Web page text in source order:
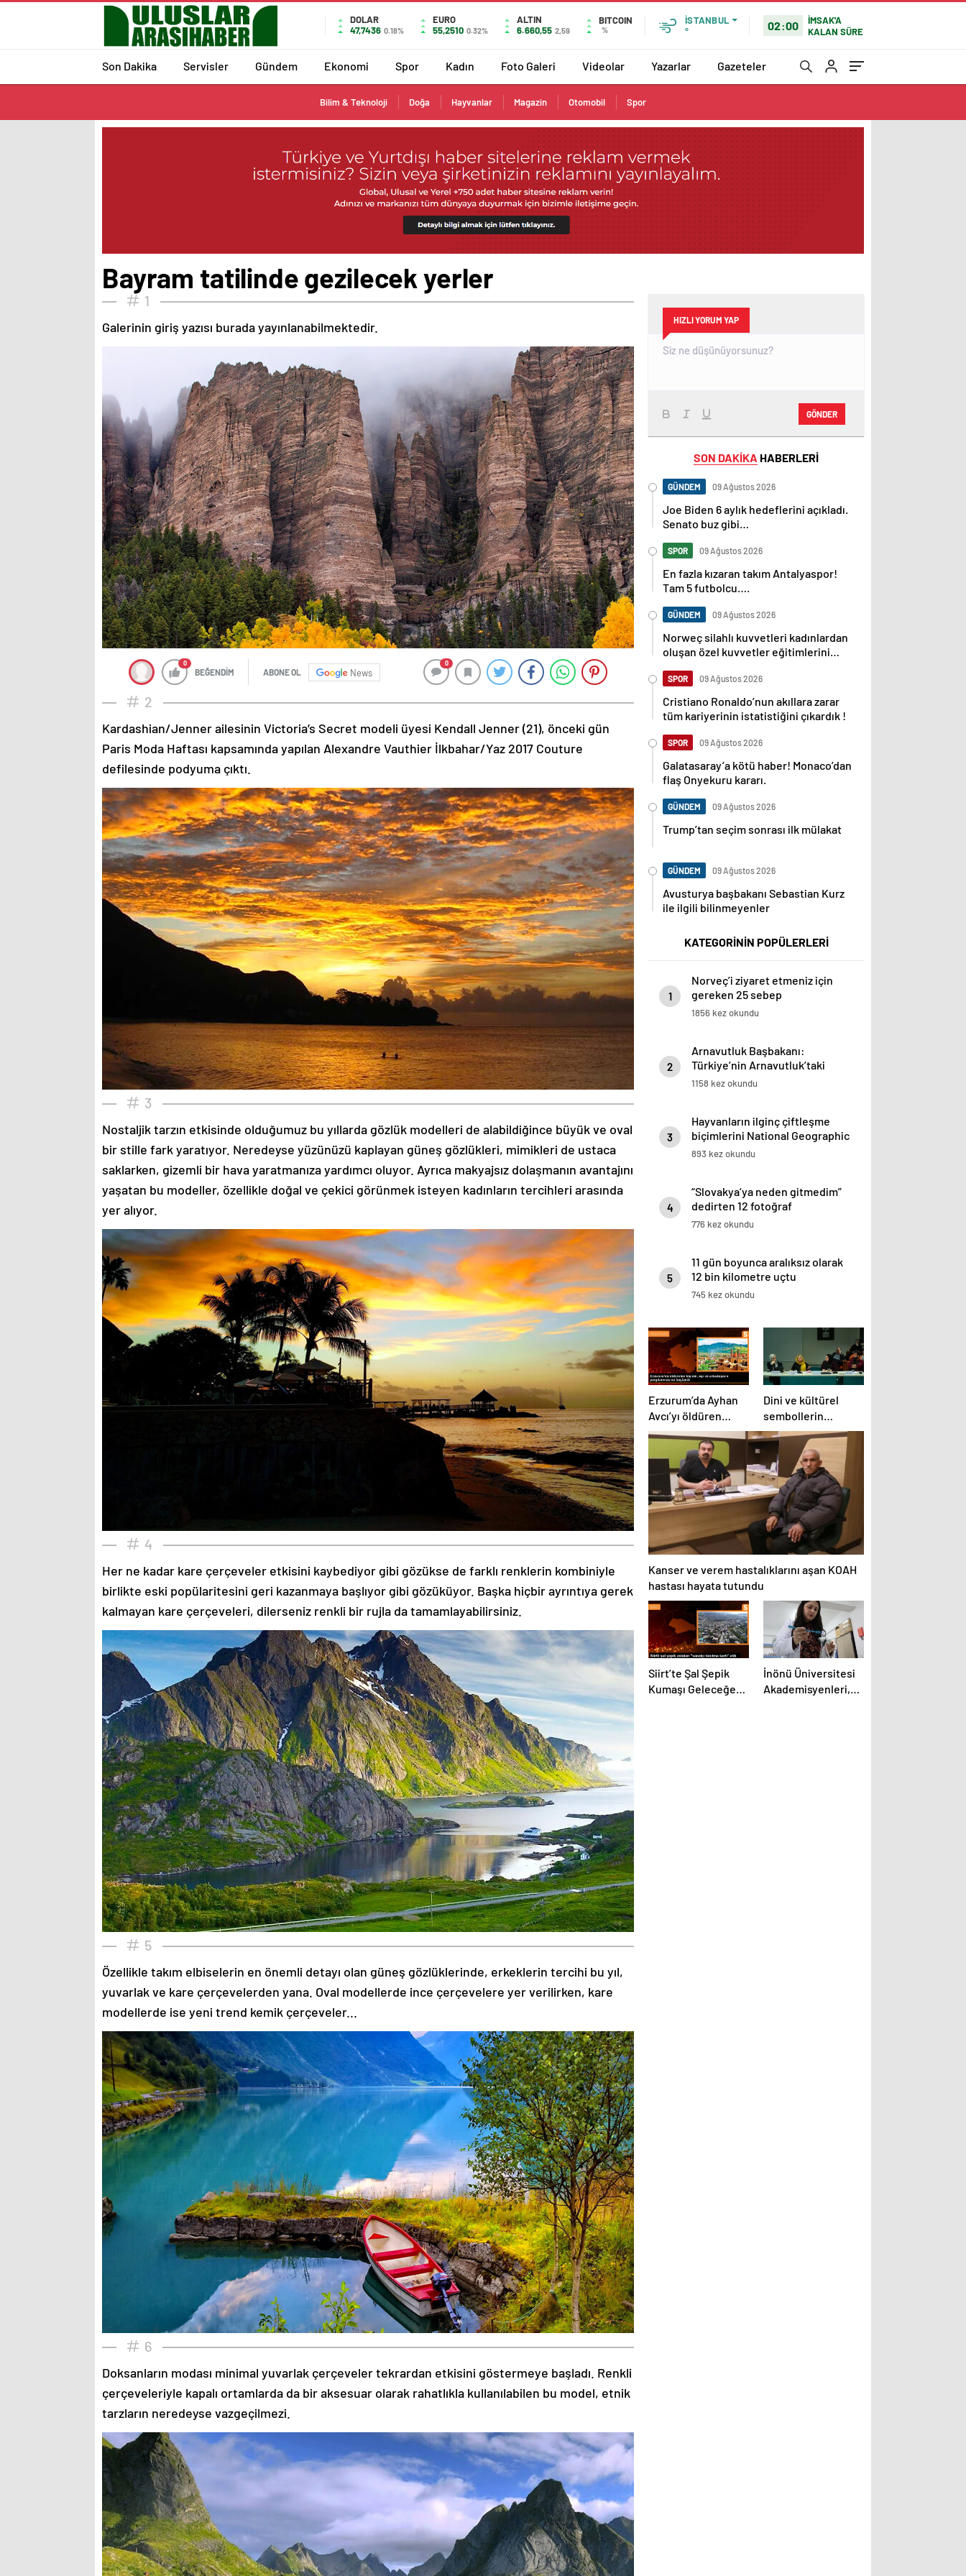
DOLAR
47,7436 0.18%
EURO
55,2510 0.32%
ALTIN
6.660,55 2,59
BITCOIN
%
İSTANBUL
°
02:00
İMSAK'A
KALAN SÜRE
Son Dakika Servisler Gündem Ekonomi Spor Kadın Foto Galeri Videolar Yazarlar Gazeteler
Bilim & Teknoloji Doğa Hayvanlar Magazin Otomobil Spor
Bayram tatilinde gezilecek yerler
1
Galerinin giriş yazısı burada yayınlanabilmektedir.
0
BEĞENDİM ABONE OL News
0
2
Kardashian/Jenner ailesinin Victoria’s Secret modeli üyesi Kendall Jenner (21), önceki gün
Paris Moda Haftası kapsamında yapılan Alexandre Vauthier İlkbahar/Yaz 2017 Couture
defilesinde podyuma çıktı.
3
Nostaljik tarzın etkisinde olduğumuz bu yıllarda gözlük modelleri de alabildiğince büyük ve oval
bir stille fark yaratıyor. Neredeyse yüzünüzü kaplayan güneş gözlükleri, mimikleri de ustaca
saklarken, gizemli bir hava yaratmanıza yardımcı oluyor. Ayrıca makyajsız dolaşmanın avantajını
yaşatan bu modeller, özellikle doğal ve çekici görünmek isteyen kadınların tercihleri arasında
yer alıyor.
4
Her ne kadar kare çerçeveler etkisini kaybediyor gibi gözükse de farklı renklerin kombiniyle
birlikte eski popülaritesini geri kazanmaya başlıyor gibi gözüküyor. Başka hiçbir ayrıntıya gerek
kalmayan kare çerçeveleri, dilerseniz renkli bir rujla da tamamlayabilirsiniz.
5
Özellikle takım elbiselerin en önemli detayı olan güneş gözlüklerinde, erkeklerin tercihi bu yıl,
yuvarlak ve kare çerçevelerden yana. Oval modellerde ince çerçevelere yer verilirken, kare
modellerde ise yeni trend kemik çerçeveler...
6
Doksanların modası minimal yuvarlak çerçeveler tekrardan etkisini göstermeye başladı. Renkli
çerçeveleriyle kapalı ortamlarda da bir aksesuar olarak rahatlıkla kullanılabilen bu model, etnik
tarzların neredeyse vazgeçilmezi.
HIZLI YORUM YAP
GÖNDER
SON DAKİKA HABERLERİ
GÜNDEM 09 Ağustos 2026
Joe Biden 6 aylık hedeflerini açıkladı.
Senato buz gibi…
SPOR 09 Ağustos 2026
En fazla kızaran takım Antalyaspor!
Tam 5 futbolcu….
GÜNDEM 09 Ağustos 2026
Norweç silahlı kuvvetleri kadınlardan
oluşan özel kuvvetler eğitimlerini
SPOR 09 Ağustos 2026
Cristiano Ronaldo’nun akıllara zarar
tüm kariyerinin istatistiğini çıkardık !
SPOR 09 Ağustos 2026
Galatasaray’a kötü haber! Monaco’dan
flaş Onyekuru kararı.
GÜNDEM 09 Ağustos 2026
Trump’tan seçim sonrası ilk mülakat
GÜNDEM 09 Ağustos 2026
Avusturya başbakanı Sebastian Kurz
ile ilgili bilinmeyenler
KATEGORİNİN POPÜLERLERİ
1
Norveç’i ziyaret etmeniz için
gereken 25 sebep
1856 kez okundu
2
Arnavutluk Başbakanı:
Türkiye’nin Arnavutluk’taki
yatırım potansiyeli daha yüksek
1158 kez okundu
3
Hayvanların ilginç çiftleşme
biçimlerini National Geographic
görüntüledi.
893 kez okundu
4
“Slovakya’ya neden gitmedim”
dedirten 12 fotoğraf
776 kez okundu
5
11 gün boyunca aralıksız olarak
12 bin kilometre uçtu
745 kez okundu
Erzurum’da Ayhan
Avcı’yı öldüren
eşinin ve
arkadaşının
yargılanması
başladı
Dini ve kültürel
sembollerin
televizyon
dizilerindeki temsili
üzerine panel
düzenlendi
Kanser ve verem hastalıklarını aşan KOAH
hastası hayata tutundu
Siirt’te Şal Şepik
Kumaşı Geleceğe
İnönü Üniversitesi
Akademisyenleri,